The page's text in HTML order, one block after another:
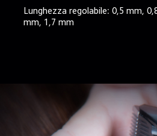
Lunghezza regolabile: 0,5 mm,
mm, 1,7 mm